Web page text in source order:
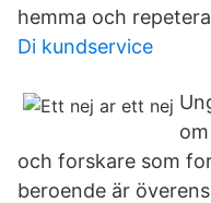
hemma och
Di kundservice
och forskare som
beroende är